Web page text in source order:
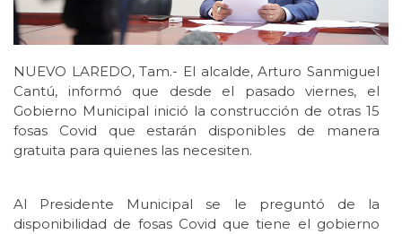
NUEVO LAREDO, Tam.- El alcalde, Arturo Sanmiguel
Cantú, informó que desde el pasado viernes, el
Gobierno Municipal inició la construcción de otras 15
fosas Covid que estarán disponibles de manera
gratuita para quienes las necesiten.
Al Presidente Municipal se le preguntó de la
disponibilidad de fosas Covid que tiene el gobierno